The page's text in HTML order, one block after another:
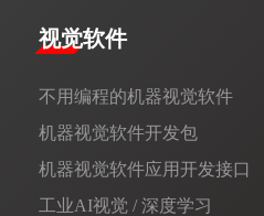
视觉软件
不用编程的机器视觉软件
机器视觉软件开发包
机器视觉软件应用开发接口
工业AI视觉 / 深度学习